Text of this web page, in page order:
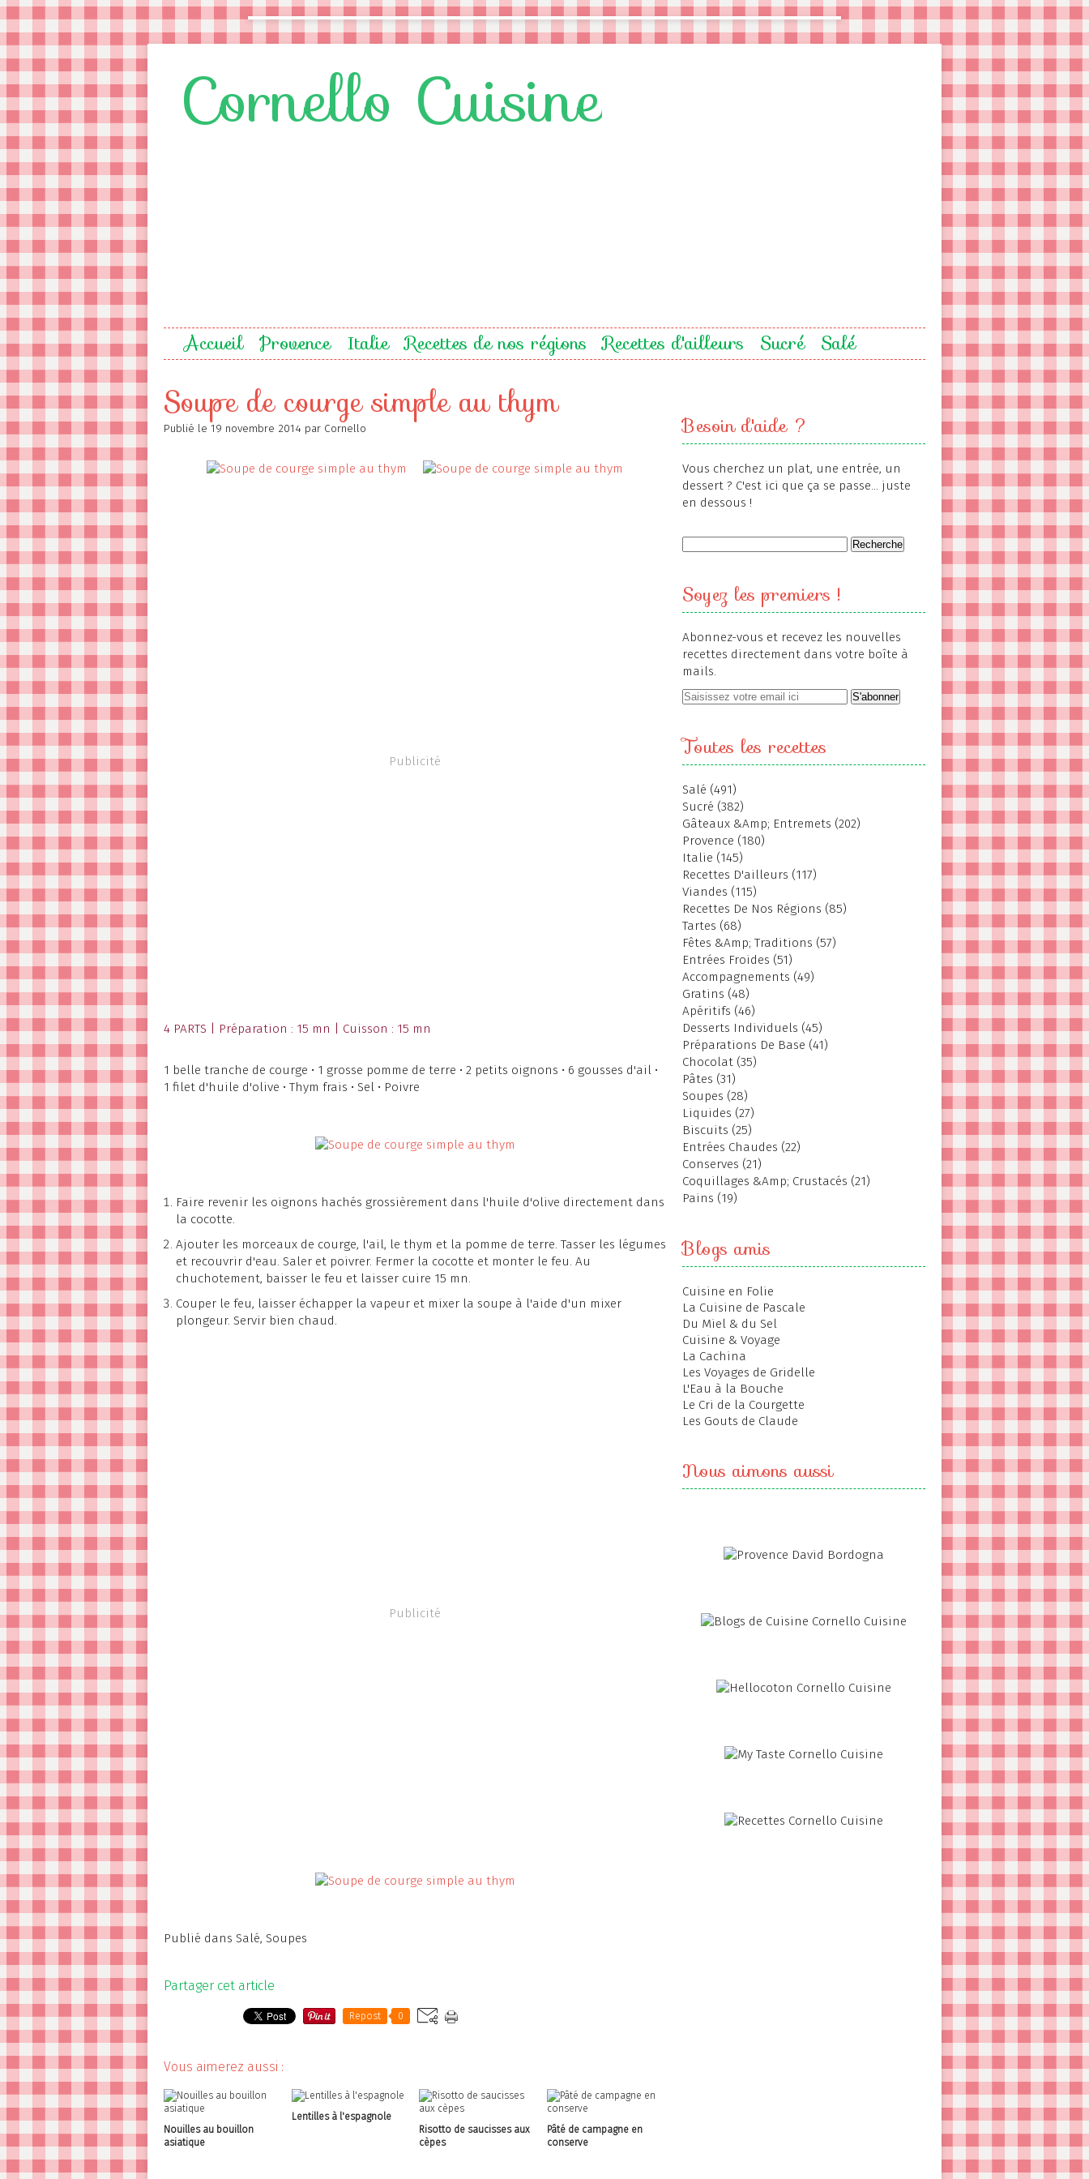
Cornello Cuisine
Accueil Provence Italie Recettes de nos régions Recettes d'ailleurs Sucré Salé
Soupe de courge simple au thym
Publié le 19 novembre 2014 par Cornello
Publicité
4 PARTS | Préparation : 15 mn | Cuisson : 15 mn
1 belle tranche de courge • 1 grosse pomme de terre • 2 petits oignons • 6 gousses d'ail •
1 filet d'huile d'olive • Thym frais • Sel • Poivre
Faire revenir les oignons hachés grossièrement dans l'huile d'olive directement dans
la cocotte.
Ajouter les morceaux de courge, l'ail, le thym et la pomme de terre. Tasser les légumes
et recouvrir d'eau. Saler et poivrer. Fermer la cocotte et monter le feu. Au
chuchotement, baisser le feu et laisser cuire 15 mn.
Couper le feu, laisser échapper la vapeur et mixer la soupe à l'aide d'un mixer
plongeur. Servir bien chaud.
Publicité
Publié dans Salé, Soupes
Partager cet article
Repost 0
Vous aimerez aussi :
Nouilles au bouillon
asiatique
Lentilles à l'espagnole
Risotto de saucisses aux
cèpes
Pâté de campagne en
conserve
Besoin d'aide ?
Vous cherchez un plat, une entrée, un
dessert ? C'est ici que ça se passe... juste
en dessous !
Soyez les premiers !
Abonnez-vous et recevez les nouvelles
recettes directement dans votre boîte à
mails.
Toutes les recettes
Salé (491)
Sucré (382)
Gâteaux &Amp; Entremets (202)
Provence (180)
Italie (145)
Recettes D'ailleurs (117)
Viandes (115)
Recettes De Nos Régions (85)
Tartes (68)
Fêtes &Amp; Traditions (57)
Entrées Froides (51)
Accompagnements (49)
Gratins (48)
Apéritifs (46)
Desserts Individuels (45)
Préparations De Base (41)
Chocolat (35)
Pâtes (31)
Soupes (28)
Liquides (27)
Biscuits (25)
Entrées Chaudes (22)
Conserves (21)
Coquillages &Amp; Crustacés (21)
Pains (19)
Blogs amis
Cuisine en Folie
La Cuisine de Pascale
Du Miel & du Sel
Cuisine & Voyage
La Cachina
Les Voyages de Gridelle
L'Eau à la Bouche
Le Cri de la Courgette
Les Gouts de Claude
Nous aimons aussi